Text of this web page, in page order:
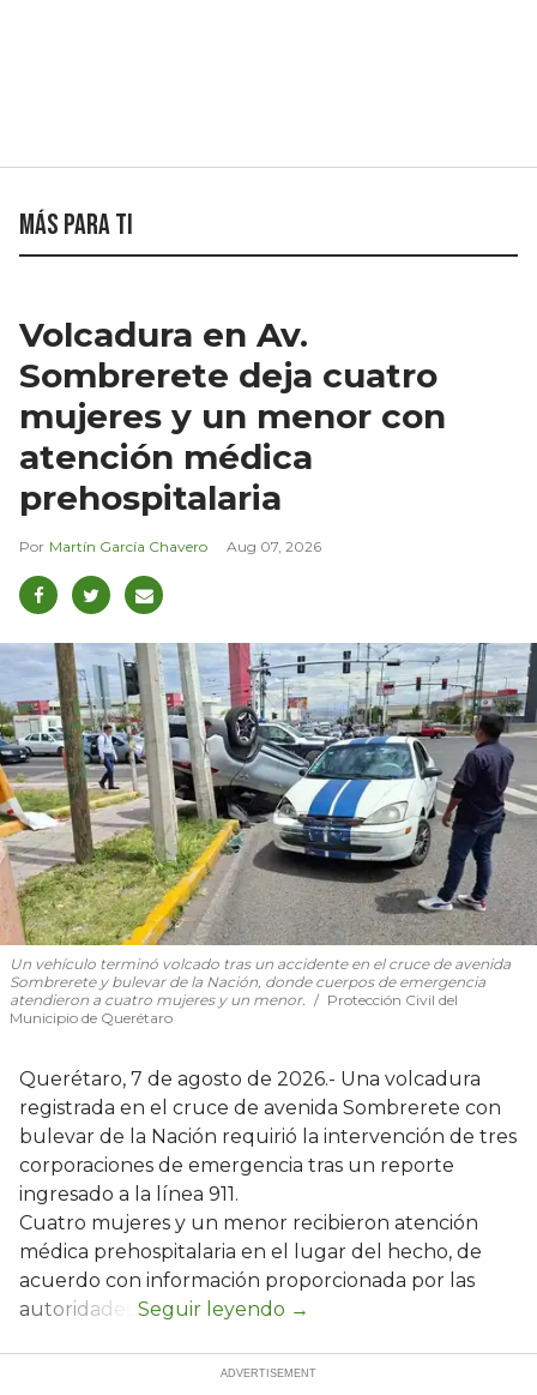
Más para ti
Volcadura en Av.
Sombrerete deja cuatro
mujeres y un menor con
atención médica
prehospitalaria
Martín García Chavero Aug 07, 2026
Un vehículo terminó volcado tras un accidente en el cruce de avenida
Sombrerete y bulevar de la Nación, donde cuerpos de emergencia
atendieron a cuatro mujeres y un menor.
Protección Civil del
Municipio de Querétaro
Querétaro, 7 de agosto de 2026.- Una volcadura
registrada en el cruce de avenida Sombrerete con
bulevar de la Nación requirió la intervención de tres
corporaciones de emergencia tras un reporte
ingresado a la línea 911.
Cuatro mujeres y un menor recibieron atención
médica prehospitalaria en el lugar del hecho, de
acuerdo con información proporcionada por las
autoridades.